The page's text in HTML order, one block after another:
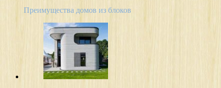
Преимущества домов из блоков